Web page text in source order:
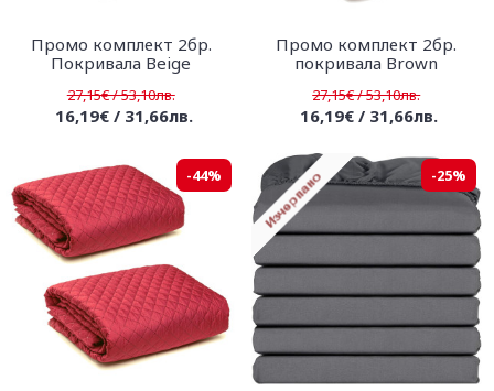
Промо комплект 2бр.
Покривала Beige
27,15€ / 53,10лв.
16,19€ / 31,66лв.
Промо комплект 2бр.
покривала Brown
27,15€ / 53,10лв.
16,19€ / 31,66лв.
-44% -25%